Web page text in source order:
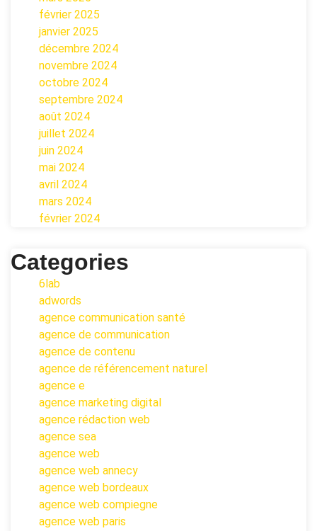
février 2025
janvier 2025
décembre 2024
novembre 2024
octobre 2024
septembre 2024
août 2024
juillet 2024
juin 2024
mai 2024
avril 2024
mars 2024
février 2024
Categories
6lab
adwords
agence communication santé
agence de communication
agence de contenu
agence de référencement naturel
agence e
agence marketing digital
agence rédaction web
agence sea
agence web
agence web annecy
agence web bordeaux
agence web compiegne
agence web paris